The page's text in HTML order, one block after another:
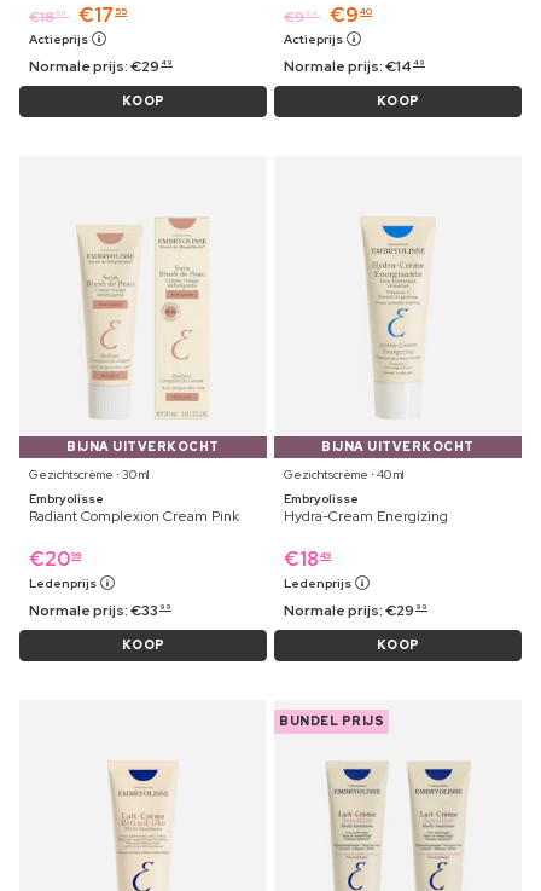
€1809 €17 55
Actieprijs
Normale prijs:€29 49
KOOP
€9 69 €9 40
Actieprijs
Normale prijs:€14 49
KOOP
BIJNA UITVERKOCHT
Gezichtscrème ⋅ 30 ml
Embryolisse
Radiant Complexion Cream Pink
€2099
Ledenprijs
Normale prijs:€33 99
KOOP
BIJNA UITVERKOCHT
Gezichtscrème ⋅ 40 ml
Embryolisse
Hydra-Cream Energizing
€18 49
Ledenprijs
Normale prijs:€29 99
KOOP
BUNDEL PRIJS